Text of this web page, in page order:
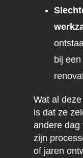
bij
Wat al
is dat ze
andere dag
zijn
of jaren